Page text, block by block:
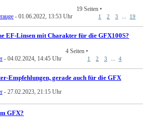
- 01.06.2022, 13:53 Uhr
19 Seiten •
1 2 3 ... 19
EF-Linsen mit Charakter für die GFX100S?
- 04.02.2024, 14:45 Uhr
4 Seiten •
1 2 3 ... 4
Empfehlungen, gerade auch für die GFX
- 27.02.2023, 21:15 Uhr
GFX?